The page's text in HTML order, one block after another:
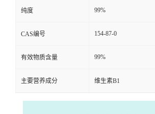
纯度 99%
CAS编号 154-87-0
有效物质含量 99%
主要营养成分 维生素B1